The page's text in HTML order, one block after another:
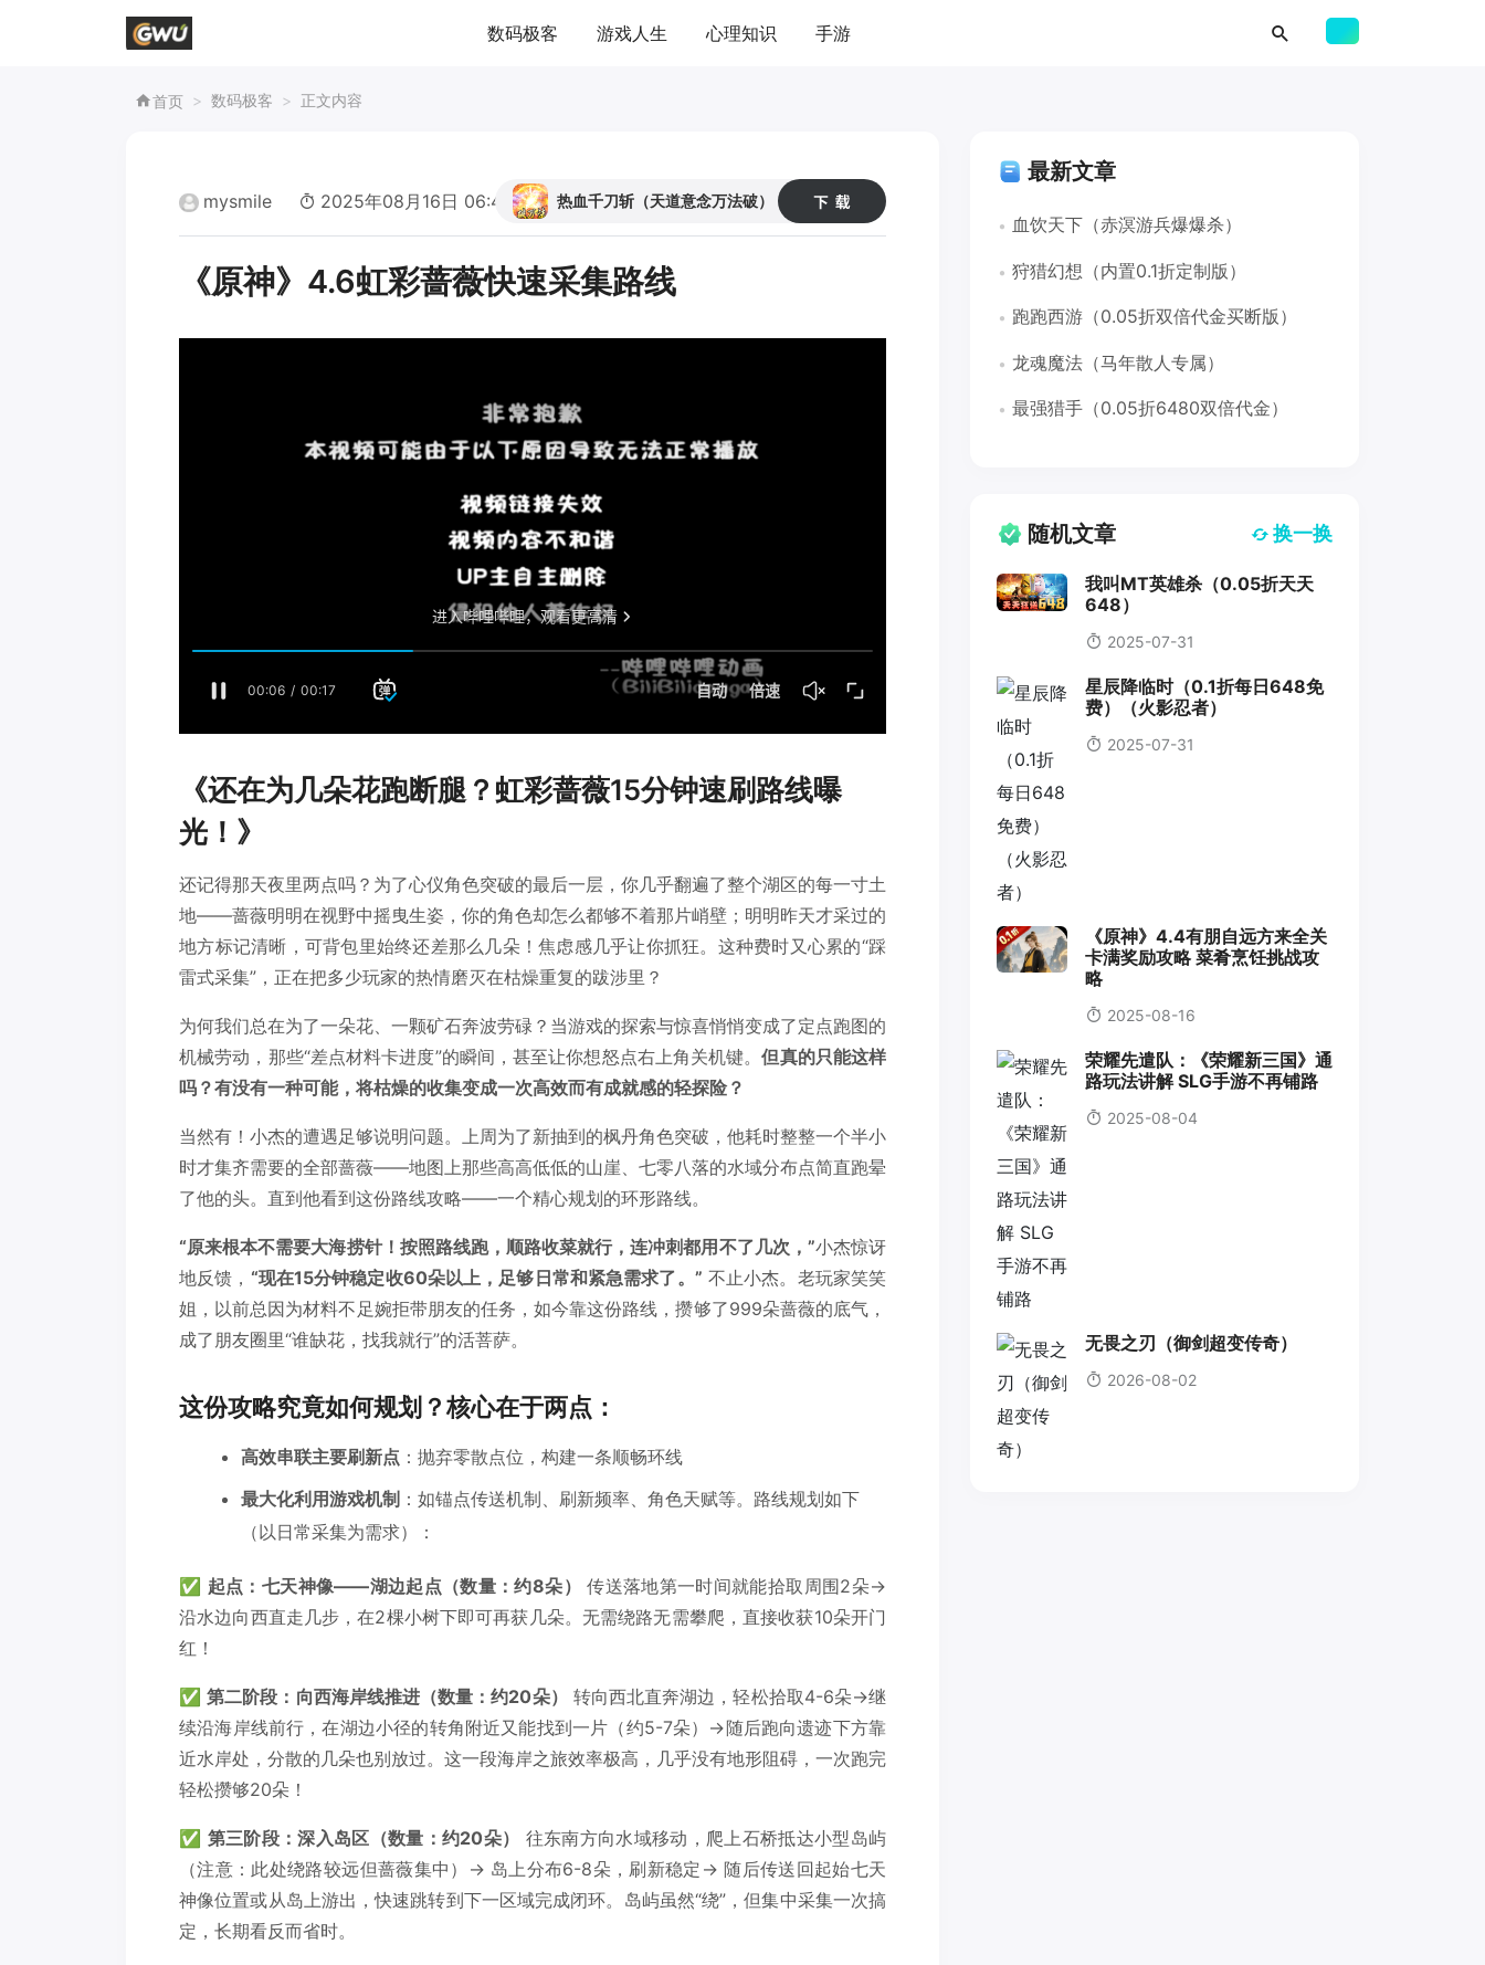
数码极客 游戏人生 心理知识 手游
首页 数码极客 正文内容
mysmile 2025年08月16日 06:45 59
热血千刀斩（天道意念万法破）
《原神》4.6虹彩蔷薇快速采集路线
《还在为几朵花跑断腿？虹彩蔷薇15分钟速刷路线曝
光！》
还记得那天夜里两点吗？为了心仪角色突破的最后一层，你几乎翻遍了整个湖区的每一寸土
地——蔷薇明明在视野中摇曳生姿，你的角色却怎么都够不着那片峭壁；明明昨天才采过的
地方标记清晰，可背包里始终还差那么几朵！焦虑感几乎让你抓狂。这种费时又心累的“踩
雷式采集”，正在把多少玩家的热情磨灭在枯燥重复的跋涉里？
为何我们总在为了一朵花、一颗矿石奔波劳碌？当游戏的探索与惊喜悄悄变成了定点跑图的
机械劳动，那些“差点材料卡进度”的瞬间，甚至让你想怒点右上角关机键。但真的只能这样
吗？有没有一种可能，将枯燥的收集变成一次高效而有成就感的轻探险？
当然有！小杰的遭遇足够说明问题。上周为了新抽到的枫丹角色突破，他耗时整整一个半小
时才集齐需要的全部蔷薇——地图上那些高高低低的山崖、七零八落的水域分布点简直跑晕
了他的头。直到他看到这份路线攻略——一个精心规划的环形路线。
“原来根本不需要大海捞针！按照路线跑，顺路收菜就行，连冲刺都用不了几次，”小杰惊讶
地反馈， “现在15分钟稳定收60朵以上，足够日常和紧急需求了。” 不止小杰。老玩家笑笑
姐，以前总因为材料不足婉拒带朋友的任务，如今靠这份路线，攒够了999朵蔷薇的底气，
成了朋友圈里“谁缺花，找我就行”的活菩萨。
这份攻略究竟如何规划？核心在于两点：
高效串联主要刷新点 ：抛弃零散点位，构建一条顺畅环线
最大化利用游戏机制 ：如锚点传送机制、刷新频率、角色天赋等。路线规划如下
（以日常采集为需求）：
✅ 起点：七天神像——湖边起点（数量：约8朵）
传送落地第一时间就能拾取周围2朵→
沿水边向西直走几步，在2棵小树下即可再获几朵。无需绕路无需攀爬，直接收获10朵开门
红！
✅第二阶段：向西海岸线推进（数量：约20朵）
转向西北直奔湖边，轻松拾取4-6朵→继
续沿海岸线前行，在湖边小径的转角附近又能找到一片（约5-7朵）→随后跑向遗迹下方靠
近水岸处，分散的几朵也别放过。这一段海岸之旅效率极高，几乎没有地形阻碍，一次跑完
轻松攒够20朵！
✅ 第三阶段：深入岛区（数量：约20朵）
往东南方向水域移动，爬上石桥抵达小型岛屿
（注意：此处绕路较远但蔷薇集中）→ 岛上分布6-8朵，刷新稳定→ 随后传送回起始七天
神像位置或从岛上游出，快速跳转到下一区域完成闭环。岛屿虽然“绕”，但集中采集一次搞
定，长期看反而省时。
最新文章
血饮天下（赤溟游兵爆爆杀）
狩猎幻想（内置0.1折定制版）
跑跑西游（0.05折双倍代金买断版）
龙魂魔法（马年散人专属）
最强猎手（0.05折6480双倍代金）
随机文章 换一换
我叫MT英雄杀（0.05折天天
648）
2025-07-31
星辰降临时（0.1折每日648免
费）（火影忍者）
2025-07-31
《原神》4.4有朋自远方来全关
卡满奖励攻略 菜肴烹饪挑战攻
略
2025-08-16
荣耀先遣队：《荣耀新三国》通
路玩法讲解 SLG手游不再铺路
2025-08-04
无畏之刃（御剑超变传奇）
2026-08-02